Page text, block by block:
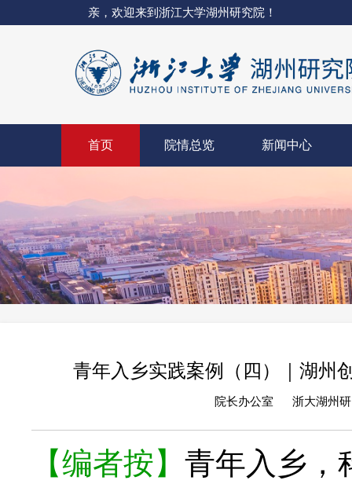
亲，欢迎来到浙江大学湖州研究院！
首页 院情总览 新闻中心
青年入乡实践案例（四）｜湖州
院长办公室 浙大湖州
【编者按】 青年入乡，